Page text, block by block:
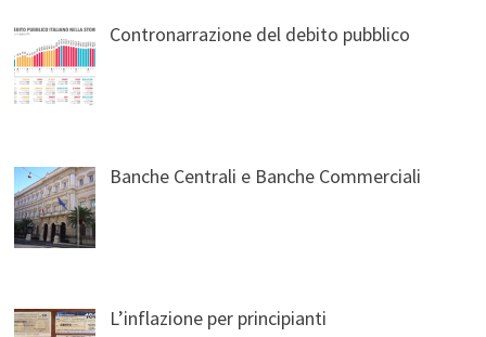
Contronarrazione del debito pubblico
Banche Centrali e Banche Commerciali
L’inflazione per principianti